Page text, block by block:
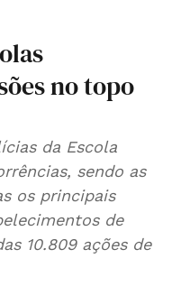
no topo
da Escola
sendo as
os principais
de
10.809 ações de